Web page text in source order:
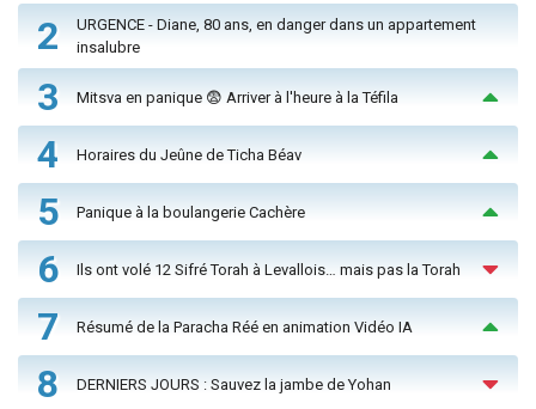
2
URGENCE - Diane, 80 ans, en danger dans un appartement
insalubre
3 Mitsva en panique 😨 Arriver à l'heure à la Téfila
4 Horaires du Jeûne de Ticha Béav
5 Panique à la boulangerie Cachère
6 Ils ont volé 12 Sifré Torah à Levallois… mais pas la Torah
7 Résumé de la Paracha Réé en animation Vidéo IA
8 DERNIERS JOURS : Sauvez la jambe de Yohan